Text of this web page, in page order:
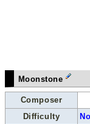
Moonstone
Composer
Difficulty